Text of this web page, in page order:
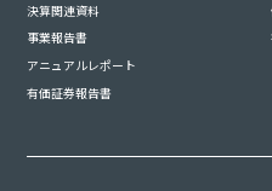
決算関連資料
事業報告書
アニュアルレポート
有価証券報告書